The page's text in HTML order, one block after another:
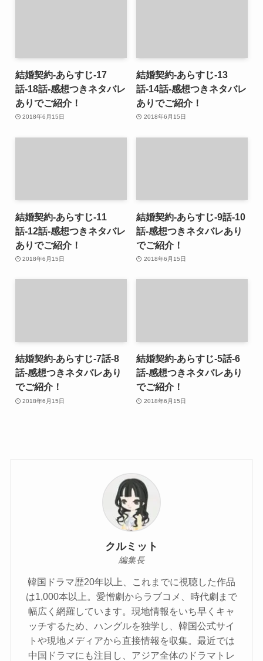
結婚契約-あらすじ-17
話-18話-感想つきネタバレ
ありでご紹介！
2018年6月15日
結婚契約-あらすじ-13
話-14話-感想つきネタバレ
ありでご紹介！
2018年6月15日
結婚契約-あらすじ-11
話-12話-感想つきネタバレ
ありでご紹介！
2018年6月15日
結婚契約-あらすじ-9話-10
話-感想つきネタバレあり
でご紹介！
2018年6月15日
結婚契約-あらすじ-7話-8
話-感想つきネタバレあり
でご紹介！
2018年6月15日
結婚契約-あらすじ-5話-6
話-感想つきネタバレあり
でご紹介！
2018年6月15日
クルミット
編集長
韓国ドラマ歴20年以上、これまでに視聴した作品
は1,000本以上。愛憎劇からラブコメ、時代劇まで
幅広く網羅しています。現地情報をいち早くキャ
ッチするため、ハングルを独学し、韓国公式サイ
トや現地メディアから直接情報を収集。最近では
中国ドラマにも注目し、アジア全体のドラマトレ